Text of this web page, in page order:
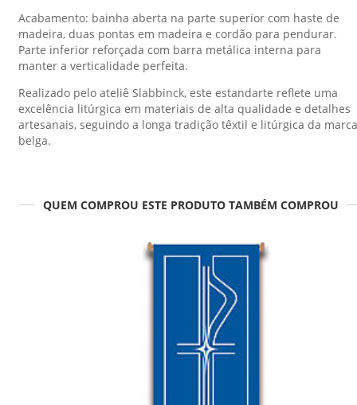
Acabamento: bainha aberta na parte superior com haste de
madeira, duas pontas em madeira e cordão para pendurar.
Parte inferior reforçada com barra metálica interna para
manter a verticalidade perfeita.
Realizado pelo ateliê Slabbinck, este estandarte reflete uma
excelência litúrgica em materiais de alta qualidade e detalhes
artesanais, seguindo a longa tradição têxtil e litúrgica da marca
belga.
QUEM COMPROU ESTE PRODUTO TAMBÉM COMPROU